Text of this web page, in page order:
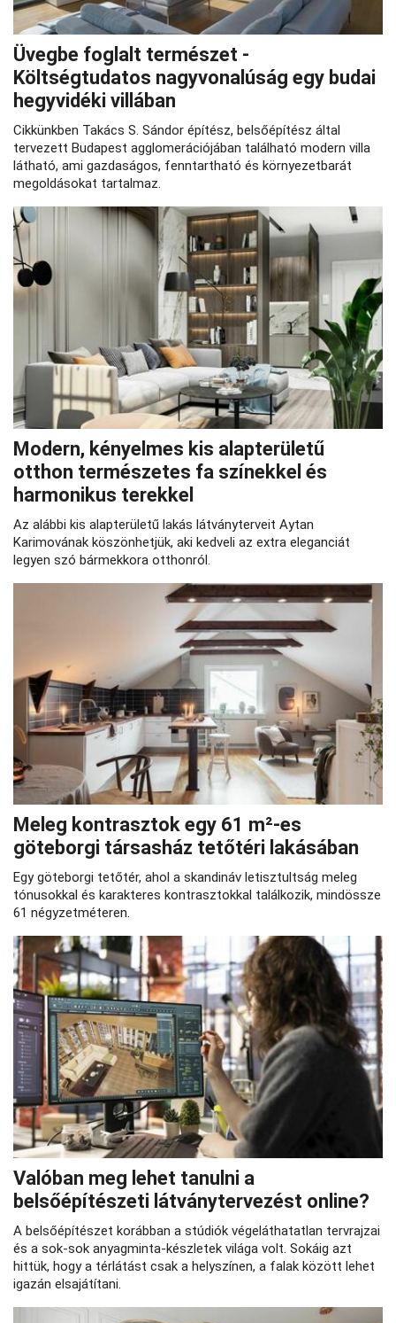
Üvegbe foglalt természet -
Költségtudatos nagyvonalúság egy budai
hegyvidéki villában
Cikkünkben Takács S. Sándor építész, belsőépítész által
tervezett Budapest agglomerációjában található modern villa
látható, ami gazdaságos, fenntartható és környezetbarát
megoldásokat tartalmaz.
Modern, kényelmes kis alapterületű
otthon természetes fa színekkel és
harmonikus terekkel
Az alábbi kis alapterületű lakás látványterveit Aytan
Karimovának köszönhetjük, aki kedveli az extra eleganciát
legyen szó bármekkora otthonról.
Meleg kontrasztok egy 61 m²-es
göteborgi társasház tetőtéri lakásában
Egy göteborgi tetőtér, ahol a skandináv letisztultság meleg
tónusokkal és karakteres kontrasztokkal találkozik, mindössze
61 négyzetméteren.
Valóban meg lehet tanulni a
belsőépítészeti látványtervezést online?
A belsőépítészet korábban a stúdiók végeláthatatlan tervrajzai
és a sok-sok anyagminta-készletek világa volt. Sokáig azt
hittük, hogy a térlátást csak a helyszínen, a falak között lehet
igazán elsajátítani.